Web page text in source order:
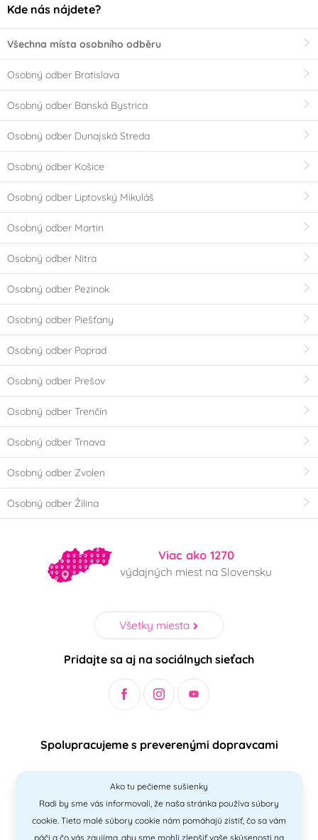
Kde nás nájdete?
Všechna místa osobního odběru
Osobný odber Bratislava
Osobný odber Banská Bystrica
Osobný odber Dunajská Streda
Osobný odber Košice
Osobný odber Liptovský Mikuláš
Osobný odber Martin
Osobný odber Nitra
Osobný odber Pezinok
Osobný odber Piešťany
Osobný odber Poprad
Osobný odber Prešov
Osobný odber Trenčín
Osobný odber Trnava
Osobný odber Zvolen
Osobný odber Žilina
Viac ako 1270
výdajných miest na Slovensku
Všetky miesta
Pridajte sa aj na sociálnych sieťach
Spolupracujeme s preverenými dopravcami
Bezpečný a jednoduchý spôsob platieb
Ako tu pečieme sušienky
Radi by sme vás informovali, že naša stránka používa súbory
cookie. Tieto malé súbory cookie nám pomáhajú zistiť, čo sa vám
páči a čo vás zaujíma, aby sme mohli zlepšiť vaše skúsenosti na